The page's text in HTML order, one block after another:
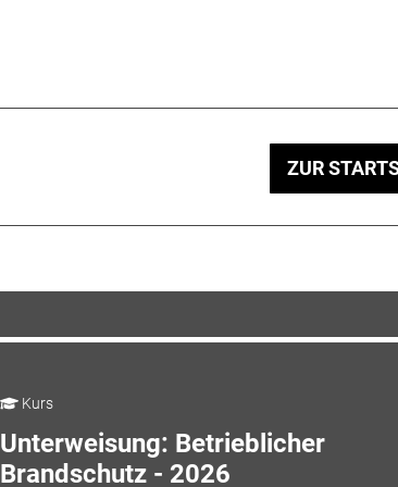
ZUR
Kurs
Unterweisung: Betrieblicher
Brandschutz - 2026